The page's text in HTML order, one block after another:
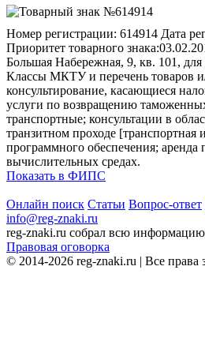
Номер регистрации: 614914 Дата
Приоритет товарного знака:
Большая Набережная, 9, кв. 101,
Классы МКТУ и перечень товаров
консультирование, касающиеся
услуги по возвращению
транспортные; консультации в
транзитном проходе
программного обеспечения;
вычислительных средах.
Показать в ФИПС
Онлайн поиск Статьи Вопрос-ответ
info@reg-znaki.ru
reg-znaki.ru собрал всю
Правовая оговорка
© 2014-2026 reg-znaki.ru | Все